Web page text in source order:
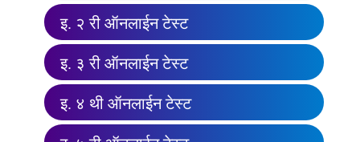
इ. २ री ऑनलाईन टेस्ट
इ. ३ री ऑनलाईन टेस्ट
इ. ४ थी ऑनलाईन टेस्ट